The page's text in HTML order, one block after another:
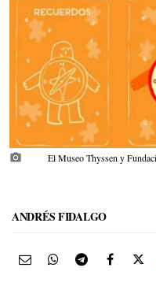
photo_camera
El Museo Thyssen y
ANDRÉS FIDALGO